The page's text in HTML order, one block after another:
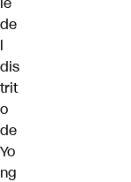
de
l
dis
trit
o
de
Yo
ng